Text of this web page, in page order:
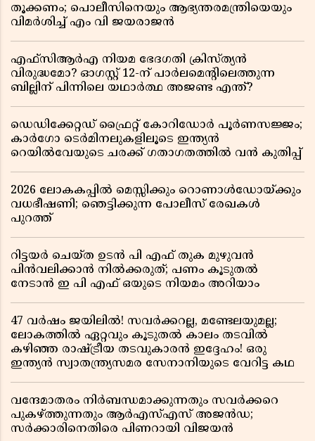
തൂക്കണം; പൊലീസിനെയും ആഭ്യന്തരമന്ത്രിയെയും
വിമർശിച്ച് എം വി ജയരാജൻ
എഫ്സിആർഎ നിയമ ഭേദഗതി ക്രിസ്ത്യൻ
വിരുദ്ധമോ? ഓഗസ്റ്റ് 12-ന് പാർലമെന്റിലെത്തുന്ന
ബില്ലിന് പിന്നിലെ യഥാർത്ഥ അജണ്ട എന്ത്?
ഡെഡിക്കേറ്റഡ് ഫ്രൈറ്റ് കോറിഡോർ പൂർണസജ്ജം;
കാർഗോ ടെർമിനലുകളിലൂടെ ഇന്ത്യൻ
റെയിൽവേയുടെ ചരക്ക് ഗതാഗതത്തിൽ വൻ കുതിപ്പ്
2026 ലോകകപ്പിൽ മെസ്സിക്കും റൊണാൾഡോയ്ക്കും
വധഭീഷണി; ഞെട്ടിക്കുന്ന പോലീസ് രേഖകൾ
പുറത്ത്
റിട്ടയർ ചെയ്ത ഉടൻ പി എഫ് തുക മുഴുവൻ
പിൻവലിക്കാൻ നിൽക്കരുത്; പണം കൂടുതൽ
നേടാൻ ഇ പി എഫ് ഒയുടെ നിയമം അറിയാം
47 വർഷം ജയിലിൽ! സവർക്കറല്ല, മണ്ടേലയുമല്ല;
ലോകത്തിൽ ഏറ്റവും കൂടുതൽ കാലം തടവിൽ
കഴിഞ്ഞ രാഷ്ട്രീയ തടവുകാരൻ ഇദ്ദേഹം! ഒരു
ഇന്ത്യൻ സ്വാതന്ത്ര്യസമര സേനാനിയുടെ വേറിട്ട കഥ
വന്ദേമാതരം നിർബന്ധമാക്കുന്നതും സവർക്കറെ
പുകഴ്ത്തുന്നതും ആർഎസ്എസ് അജൻഡ;
സർക്കാരിനെതിരെ പിണറായി വിജയൻ